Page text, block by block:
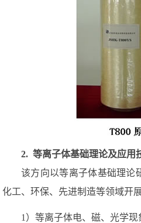
2. 等离子体基础理论及应用
该方向以等离子体基础理论
化工、环保、先进制造等领域开
1 ）等离子体电、磁、光学